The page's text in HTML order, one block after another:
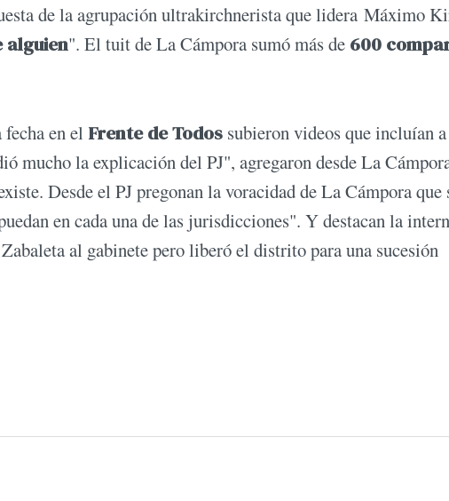
de la agrupación ultrakirchnerista que lidera Máximo
alguien". El tuit de La Cámpora sumó más de 600
en el Frente de Todos subieron videos que incluían a
mucho la explicación del PJ", agregaron desde La
Desde el PJ pregonan la voracidad de La Cámpora que
en cada una de las jurisdicciones". Y destacan la
al gabinete pero liberó el distrito para una sucesión